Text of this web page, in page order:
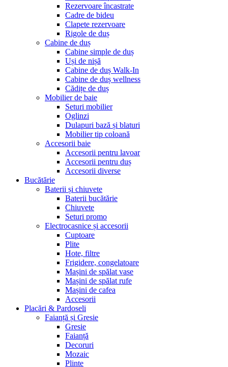
Rezervoare încastrate
Cadre de bideu
Clapete rezervoare
Rigole de duș
Cabine de duș
Cabine simple de duș
Uși de nișă
Cabine de duș Walk-In
Cabine de duș wellness
Cădițe de duș
Mobilier de baie
Seturi mobilier
Oglinzi
Dulapuri bază și blaturi
Mobilier tip coloană
Accesorii baie
Accesorii pentru lavoar
Accesorii pentru duș
Accesorii diverse
Bucătărie
Baterii și chiuvete
Baterii bucătărie
Chiuvete
Seturi promo
Electrocasnice și accesorii
Cuptoare
Plite
Hote, filtre
Frigidere, congelatoare
Mașini de spălat vase
Mașini de spălat rufe
Mașini de cafea
Accesorii
Placări & Pardoseli
Faianță și Gresie
Gresie
Faianță
Decoruri
Mozaic
Plinte